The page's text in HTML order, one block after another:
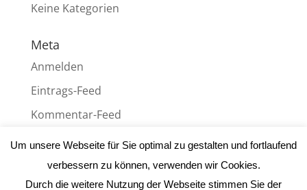
Keine Kategorien
Meta
Anmelden
Eintrags-Feed
Kommentar-Feed
WordPress.org
Um unsere Webseite für Sie optimal zu gestalten und fortlaufend
verbessern zu können, verwenden wir Cookies.
Durch die weitere Nutzung der Webseite stimmen Sie der